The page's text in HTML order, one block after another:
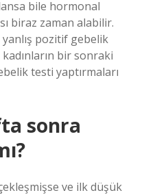
bile hormonal
biraz zaman alabilir.
pozitif gebelik
bir sonraki
testi yaptırmaları
sonra
ve ilk düşük